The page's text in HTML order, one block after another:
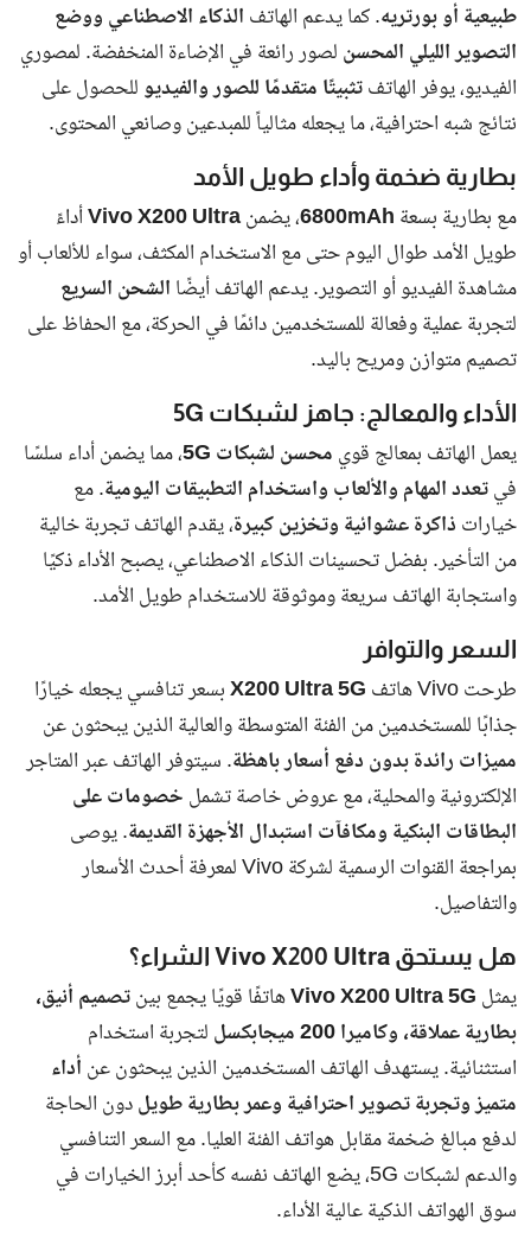
طبيعية أو بورتريه. كما يدعم الهاتف الذكاء الاصطناعي ووضع
التصوير الليلي المحسن لصور رائعة في الإضاءة المنخفضة. لمصوري
الفيديو، يوفر الهاتفتثبيتًا متقدمًا للصور والفيديو للحصول على
نتائج شبه احترافية، ما يجعله مثالياً للمبدعين وصانعي المحتوى.
بطارية ضخمة وأداء طويل الأمد
مع بطارية بسعة 6800mAh، يضمنVivo X200 Ultraأداءً
طويل الأمد طوال اليوم حتى مع الاستخدام المكثف، سواء للألعاب أو
مشاهدة الفيديو أو التصوير. يدعم الهاتف أيضًا الشحن السريع
لتجربة عملية وفعالة للمستخدمين دائمًا في الحركة، مع الحفاظ على
تصميم متوازن ومريح باليد.
الأداء والمعالج: جاهز لشبكات 5G
يعمل الهاتف بمعالج قوي محسن لشبكات 5G
، مما يضمن أداء سلسًا
فيتعدد المهام والألعاب واستخدام التطبيقات اليومية. مع
خيارات ذاكرة عشوائية وتخزين كبيرة، يقدم الهاتف تجربة خالية
من التأخير. بفضل تحسينات الذكاء الاصطناعي، يصبح الأداء ذكيًا
واستجابة الهاتف سريعة وموثوقة للاستخدام طويل الأمد.
السعر والتوافر
طرحت Vivo هاتف X200 Ultra 5Gبسعر تنافسي يجعله خيارًا
جذابًا للمستخدمين من الفئة المتوسطة والعالية الذين يبحثون عن
مميزات رائدة بدون دفع أسعار باهظة. سيتوفر الهاتف عبر المتاجر
الإلكترونية والمحلية، مع عروض خاصة تشمل خصومات على
البطاقات البنكية ومكافآت استبدال الأجهزة القديمة. يوصى
بمراجعة القنوات الرسمية لشركة Vivo لمعرفة أحدث الأسعار
والتفاصيل.
هل يستحق Vivo X200 Ultra الشراء؟
يمثل Vivo X200 Ultra 5Gهاتفًا قويًا يجمع بينتصميم أنيق،
بطارية عملاقة، وكاميرا 200 ميجابكسل
لتجربة استخدام
استثنائية. يستهدف الهاتف المستخدمين الذين يبحثون عن أداء
متميز وتجربة تصوير احترافية وعمر بطارية طويلدون الحاجة
لدفع مبالغ ضخمة مقابل هواتف الفئة العليا. مع السعر التنافسي
والدعم لشبكات 5G، يضع الهاتف نفسه كأحد أبرز الخيارات في
سوق الهواتف الذكية عالية الأداء.